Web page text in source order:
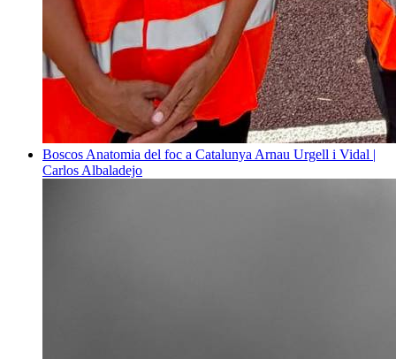
Boscos Anatomia del foc a Catalunya Arnau Urgell i Vidal |
Carlos Albaladejo